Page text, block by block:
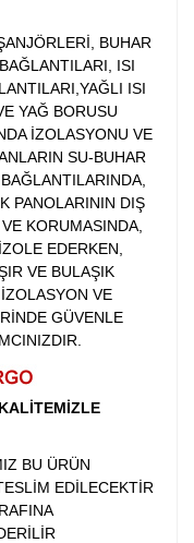
BUHAR
ISI
ISI
YAĞ BORUSU
İZOLASYONU VE
SU-BUHAR
PANOLARININ DIŞ
KORUMASINDA,
EDERKEN,
VE BULAŞIK
VE
GÜVENLE
BU ÜRÜN
EDİLECEKTİR